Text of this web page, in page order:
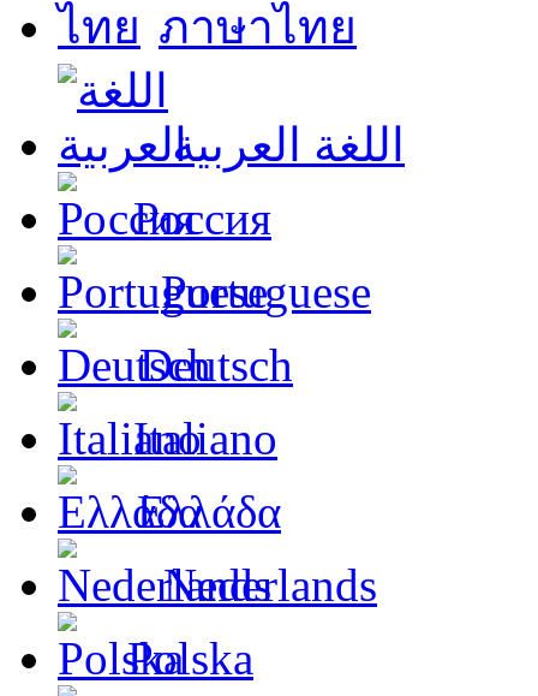
ภาษาไทย
اللغة العربية
Россия
Portuguese
Deutsch
Italiano
Ελλάδα
Nederlands
Polska